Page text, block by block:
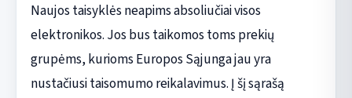
Naujos taisyklės neapims absoliučiai visos
elektronikos. Jos bus taikomos toms prekių
grupėms, kurioms Europos Sąjunga jau yra
nustačiusi taisomumo reikalavimus. Į šį sąrašą